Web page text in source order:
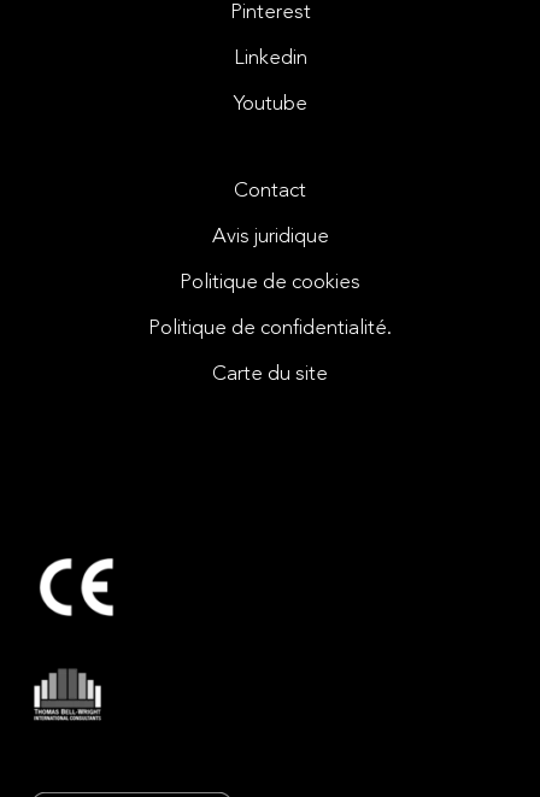
Pinterest
Linkedin
Youtube
Contact
Avis juridique
Politique de cookies
Politique de confidentialité.
Carte du site